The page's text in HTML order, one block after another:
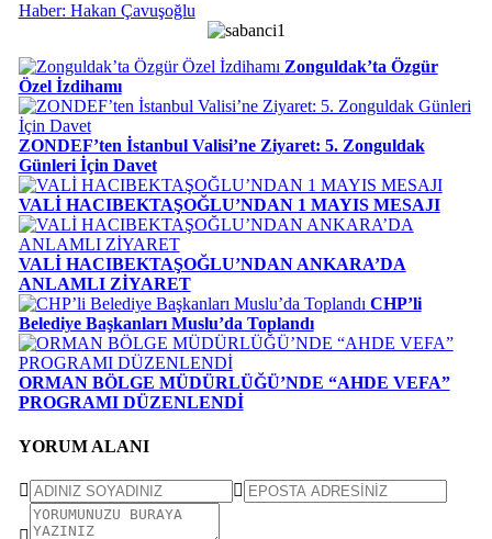
Haber: Hakan Çavuşoğlu
Zonguldak’ta Özgür
Özel İzdihamı
ZONDEF’ten İstanbul Valisi’ne Ziyaret: 5. Zonguldak
Günleri İçin Davet
VALİ HACIBEKTAŞOĞLU’NDAN 1 MAYIS MESAJI
VALİ HACIBEKTAŞOĞLU’NDAN ANKARA’DA
ANLAMLI ZİYARET
CHP’li
Belediye Başkanları Muslu’da Toplandı
ORMAN BÖLGE MÜDÜRLÜĞÜ’NDE “AHDE VEFA”
PROGRAMI DÜZENLENDİ
YORUM ALANI